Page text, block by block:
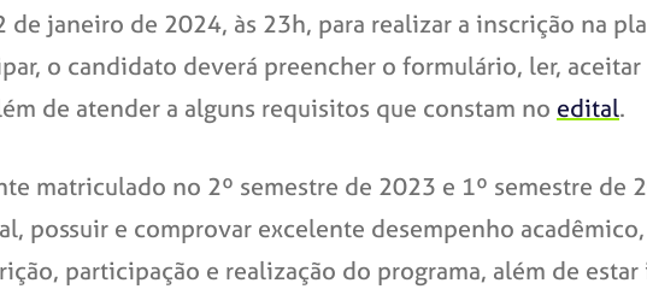
janeiro de 2024, às 23h, para realizar a inscrição na
o candidato deverá preencher o formulário, ler, aceitar
de atender a alguns requisitos que constam no edital.
matriculado no 2º semestre de 2023 e 1º semestre de
possuir e comprovar excelente desempenho
participação e realização do programa, além de